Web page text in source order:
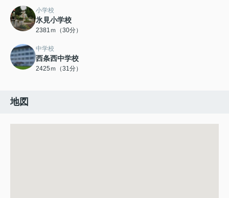
小学校
氷見小学校
2381ｍ（30分）
中学校
西条西中学校
2425ｍ（31分）
地図